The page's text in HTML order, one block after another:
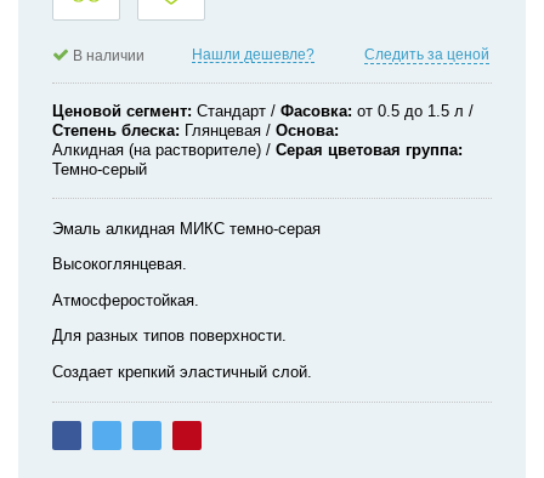
В наличии Нашли дешевле? Следить за ценой
Ценовой сегмент Стандарт Фасовка от 0.5 до 1.5 л
Степень блеска
Глянцевая
Основа
Алкидная (на растворителе)
Серая цветовая группа
Темно-серый
Эмаль алкидная МИКС темно-серая
Высокоглянцевая.
Атмосферостойкая.
Для разных типов поверхности.
Создает крепкий эластичный слой.